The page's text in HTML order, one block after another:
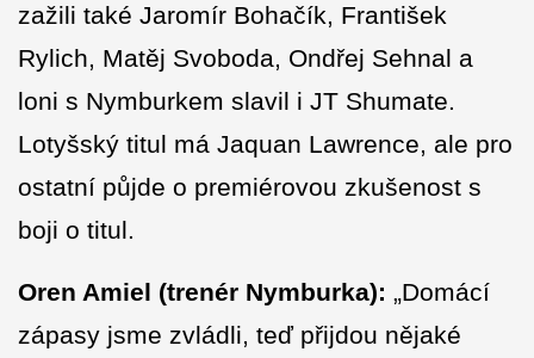
zažili také Jaromír Bohačík, František
Rylich, Matěj Svoboda, Ondřej Sehnal a
loni s Nymburkem slavil i JT Shumate.
Lotyšský titul má Jaquan Lawrence, ale pro
ostatní půjde o premiérovou zkušenost s
boji o titul.
Oren Amiel (trenér Nymburka): „Domácí
zápasy jsme zvládli, teď přijdou nějaké